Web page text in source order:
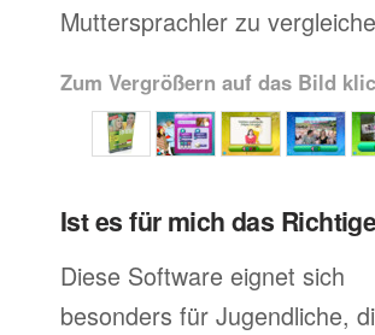
Muttersprachler zu
Zum Vergrößern auf das Bild
Ist es für mich das
Diese Software eignet sich
besonders für Jugendliche,